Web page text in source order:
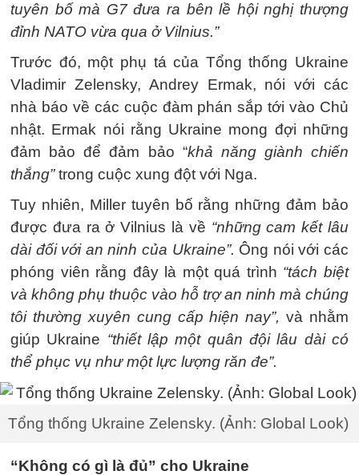
tuyên bố mà G7 đưa ra bên lề hội nghị thượng
đỉnh NATO vừa qua ở Vilnius.”
Trước đó, một phụ tá của Tổng thống Ukraine
Vladimir Zelensky, Andrey Ermak, nói với các
nhà báo về các cuộc đàm phán sắp tới vào Chủ
nhật. Ermak nói rằng Ukraine mong đợi những
đảm bảo để đảm bảo “khả năng giành chiến
thắng”trong cuộc xung đột với Nga.
Tuy nhiên, Miller tuyên bố rằng những đảm bảo
được đưa ra ở Vilnius là về “những cam kết lâu
dài đối với an ninh của Ukraine”. Ông nói với các
phóng viên rằng đây là một quá trình “tách biệt
và không phụ thuộc vào hỗ trợ an ninh mà chúng
tôi thường xuyên cung cấp hiện nay”, và nhằm
giúp Ukraine “thiết lập một quân đội lâu dài có
thể phục vụ như một lực lượng răn đe”.
Tổng thống Ukraine Zelensky. (Ảnh: Global Look)
“Không có gì là đủ” cho Ukraine